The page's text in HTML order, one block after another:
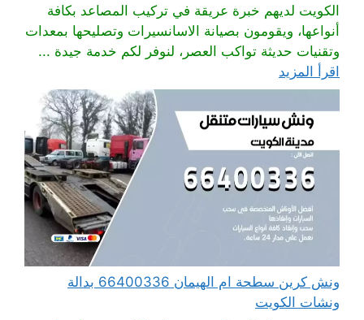
الكويت لديهم خبرة عريقة في تركيب المصاعد بكافة
أنواعها، ويقومون بصيانة الاسانسيرات وتصليحها بمعدات
وتقنيات حديثة تواكب العصر، لنوفر لكم خدمة جيدة ...
اقرأ المزيد
ونش كرين سطحة ام الهيمان 66400336 بدالة
ونشات الكويت